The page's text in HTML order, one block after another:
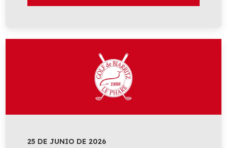
25 DE JUNIO DE 2026